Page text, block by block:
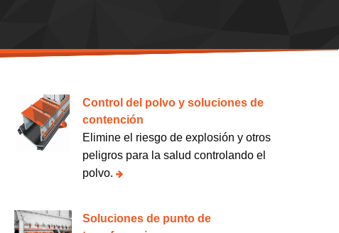
Control del polvo y soluciones de
contención
Elimine el riesgo de explosión y otros
peligros para la salud controlando el
polvo.
Soluciones de punto de